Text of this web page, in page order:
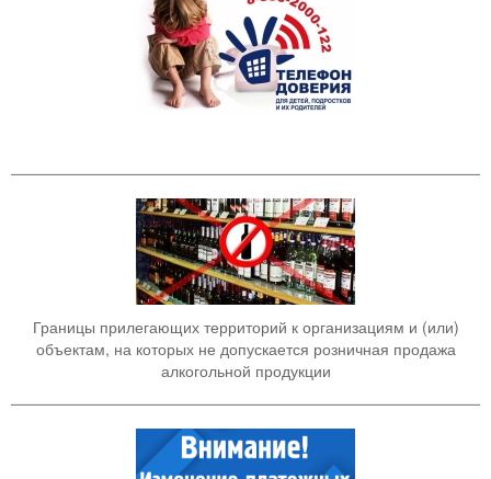
Границы прилегающих территорий к организациям и (или)
объектам, на которых не допускается розничная продажа
алкогольной продукции